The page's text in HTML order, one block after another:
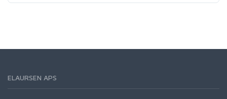
ELAURSEN APS